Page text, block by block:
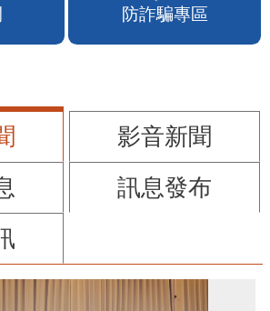
防詐騙專區
影音新聞
訊息發布